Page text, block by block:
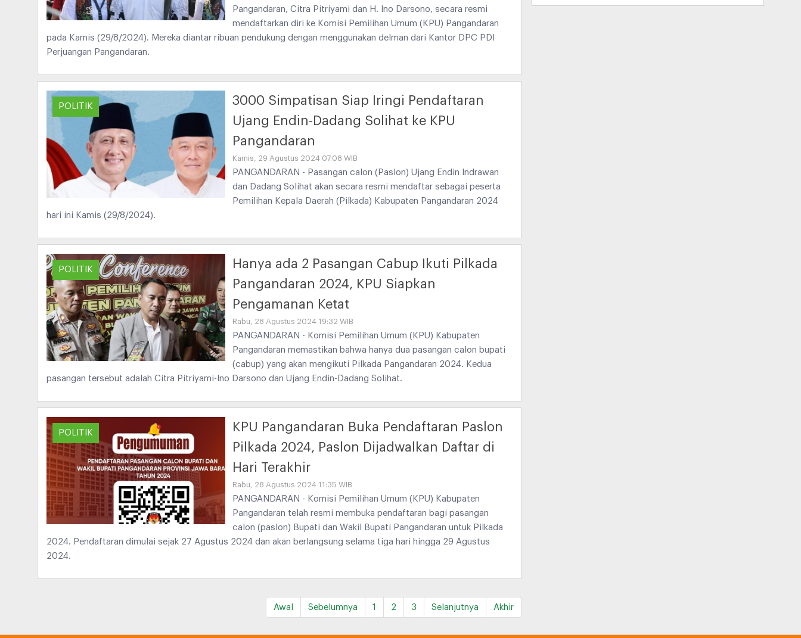
Pangandaran, Citra Pitriyami dan H. Ino Darsono, secara resmi
mendaftarkan diri ke Komisi Pemilihan Umum (KPU) Pangandaran
pada Kamis (29/8/2024). Mereka diantar ribuan pendukung dengan menggunakan delman dari Kantor DPC PDI
Perjuangan Pangandaran.
POLITIK
3000 Simpatisan Siap Iringi Pendaftaran
Ujang Endin-Dadang Solihat ke KPU
Pangandaran
Kamis, 29 Agustus 2024 07:08 WIB
PANGANDARAN - Pasangan calon (Paslon) Ujang Endin Indrawan
dan Dadang Solihat akan secara resmi mendaftar sebagai peserta
Pemilihan Kepala Daerah (Pilkada) Kabupaten Pangandaran 2024
hari ini Kamis (29/8/2024).
POLITIK
Hanya ada 2 Pasangan Cabup Ikuti Pilkada
Pangandaran 2024, KPU Siapkan
Pengamanan Ketat
Rabu, 28 Agustus 2024 19:32 WIB
PANGANDARAN - Komisi Pemilihan Umum (KPU) Kabupaten
Pangandaran memastikan bahwa hanya dua pasangan calon bupati
(cabup) yang akan mengikuti Pilkada Pangandaran 2024. Kedua
pasangan tersebut adalah Citra Pitriyami-Ino Darsono dan Ujang Endin-Dadang Solihat.
POLITIK
KPU Pangandaran Buka Pendaftaran Paslon
Pilkada 2024, Paslon Dijadwalkan Daftar di
Hari Terakhir
Rabu, 28 Agustus 2024 11:35 WIB
PANGANDARAN - Komisi Pemilihan Umum (KPU) Kabupaten
Pangandaran telah resmi membuka pendaftaran bagi pasangan
calon (paslon) Bupati dan Wakil Bupati Pangandaran untuk Pilkada
2024. Pendaftaran dimulai sejak 27 Agustus 2024 dan akan berlangsung selama tiga hari hingga 29 Agustus
2024.
Awal Sebelumnya 1 2 3 Selanjutnya Akhir